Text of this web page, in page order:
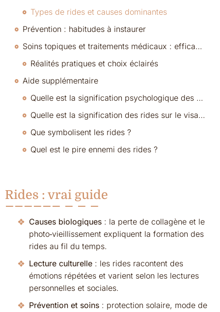
Types de rides et causes dominantes
Prévention : habitudes à instaurer
Soins topiques et traitements médicaux : efficacités et limites
Réalités pratiques et choix éclairés
Aide supplémentaire
Quelle est la signification psychologique des rides ?
Quelle est la signification des rides sur le visage ?
Que symbolisent les rides ?
Quel est le pire ennemi des rides ?
Rides : vrai guide
Causes biologiques : la perte de collagène et le
photo‑vieillissement expliquent la formation des
rides au fil du temps.
Lecture culturelle : les rides racontent des
émotions répétées et varient selon les lectures
personnelles et sociales.
Prévention et soins : protection solaire, mode de